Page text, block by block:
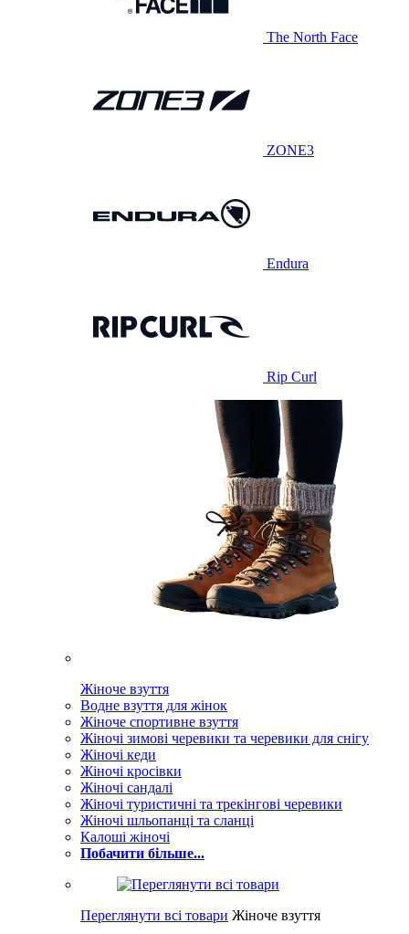
The North Face
ZONE3
Endura
Rip Curl
Жіноче взуття
Водне взуття для жінок
Жіноче спортивне взуття
Жіночі зимові черевики та черевики для снігу
Жіночі кеди
Жіночі кросівки
Жіночі сандалі
Жіночі туристичні та трекінгові черевики
Жіночі шльопанці та сланці
Калоші жіночі
Побачити більше...
Переглянути всі товари Жіноче взуття